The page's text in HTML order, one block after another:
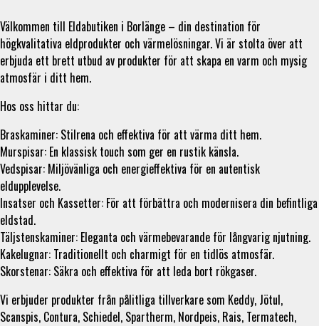
Välkommen till Eldabutiken i Borlänge – din destination för
högkvalitativa eldprodukter och värmelösningar. Vi är stolta över att
erbjuda ett brett utbud av produkter för att skapa en varm och mysig
atmosfär i ditt hem.
Hos oss hittar du:
Braskaminer: Stilrena och effektiva för att värma ditt hem.
Murspisar: En klassisk touch som ger en rustik känsla.
Vedspisar: Miljövänliga och energieffektiva för en autentisk
eldupplevelse.
Insatser och Kassetter: För att förbättra och modernisera din befintliga
eldstad.
Täljstenskaminer: Eleganta och värmebevarande för långvarig njutning.
Kakelugnar: Traditionellt och charmigt för en tidlös atmosfär.
Skorstenar: Säkra och effektiva för att leda bort rökgaser.
Vi erbjuder produkter från pålitliga tillverkare som Keddy, Jötul,
Scanspis, Contura, Schiedel, Spartherm, Nordpeis, Rais, Termatech,